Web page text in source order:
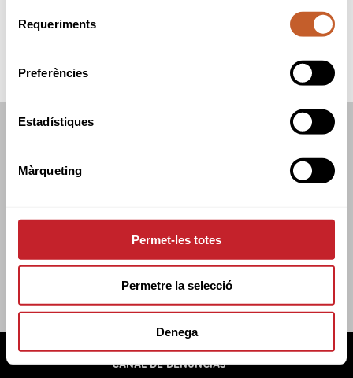
Requeriments
Preferències
Estadístiques
Màrqueting
Permet-les totes
Permetre la selecció
Denega
C/TUSET 32, 8A PLANTA. 08006 BCN
POLÍTICA DE COOKIES
POLÍTICA DE PRIVACIDAD
CANAL DE DENUNCIAS